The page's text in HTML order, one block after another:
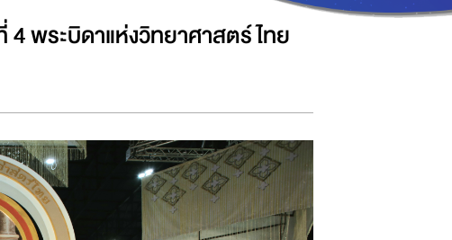
พระบิดาแห่งวิทยาศาสตร์ไทย